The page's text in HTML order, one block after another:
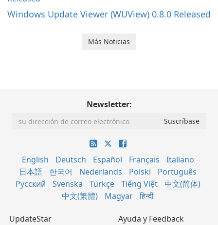
Windows Update Viewer (WUView) 0.8.0 Released
Más Noticias
Newsletter:
English Deutsch Español Français
Italiano
日本語
한국어 Nederlands Polski
Português
Русский
Svenska Türkçe Tiếng Việt
中文(简体)
中文(繁體)
Magyar हिन्दी
UpdateStar
Ayuda y Feedback